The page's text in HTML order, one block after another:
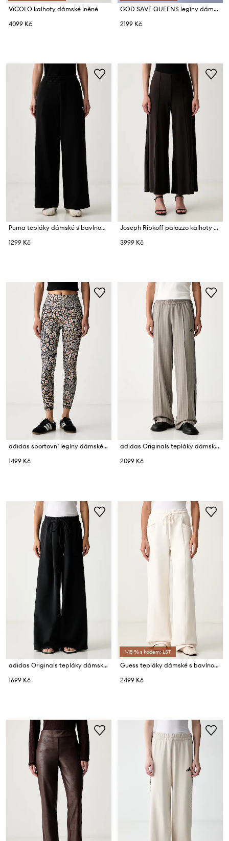
ViCOLO kalhoty dámské lněné
4099 Kč
GOD SAVE QUEENS legíny dámské HIGH-WAISTED LEGGING
2199 Kč
Puma tepláky dámské s bavlnou Essentials
1299 Kč
Joseph Ribkoff palazzo kalhoty dámské
3999 Kč
adidas sportovní legíny dámské x Farm Rio
1499 Kč
adidas Originals tepláky dámské
2099 Kč
adidas Originals tepláky dámské s lyocellem
1699 Kč
*-15 % s kódem: LST
Guess tepláky dámské s bavlnou X NORTH SAILS
2499 Kč